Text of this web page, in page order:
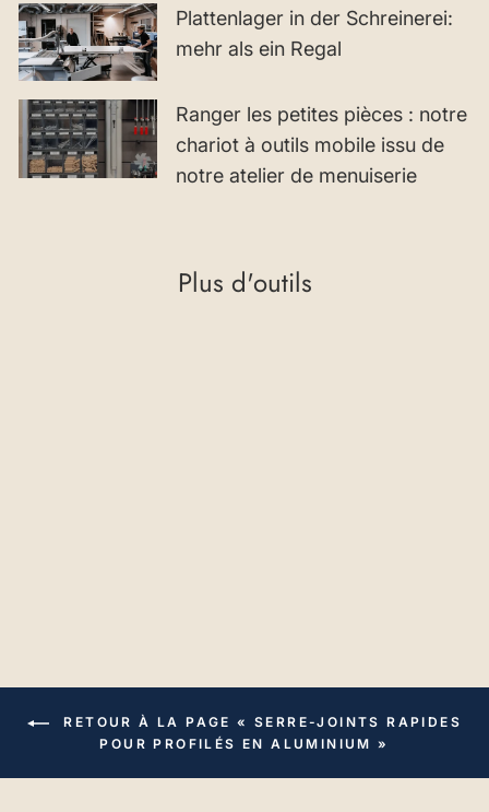
Plattenlager in der Schreinerei:
mehr als ein Regal
Ranger les petites pièces : notre
chariot à outils mobile issu de
notre atelier de menuiserie
Plus d'outils
RETOUR À LA PAGE « SERRE-JOINTS RAPIDES
POUR PROFILÉS EN ALUMINIUM »